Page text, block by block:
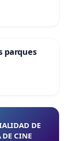
parques
DE
DE CINE